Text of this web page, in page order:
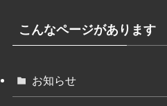
こんなページがあります
お知らせ